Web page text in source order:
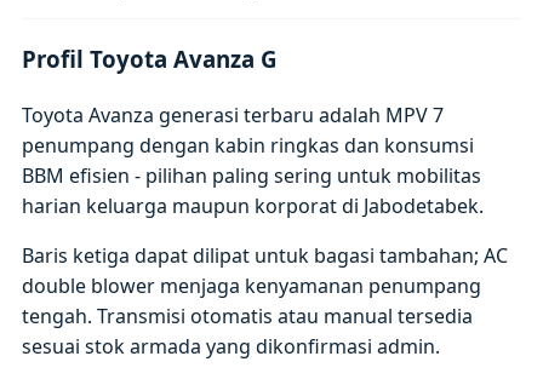
Profil Toyota Avanza G
Toyota Avanza generasi terbaru adalah MPV 7
penumpang dengan kabin ringkas dan konsumsi
BBM efisien - pilihan paling sering untuk mobilitas
harian keluarga maupun korporat di Jabodetabek.
Baris ketiga dapat dilipat untuk bagasi tambahan; AC
double blower menjaga kenyamanan penumpang
tengah. Transmisi otomatis atau manual tersedia
sesuai stok armada yang dikonfirmasi admin.